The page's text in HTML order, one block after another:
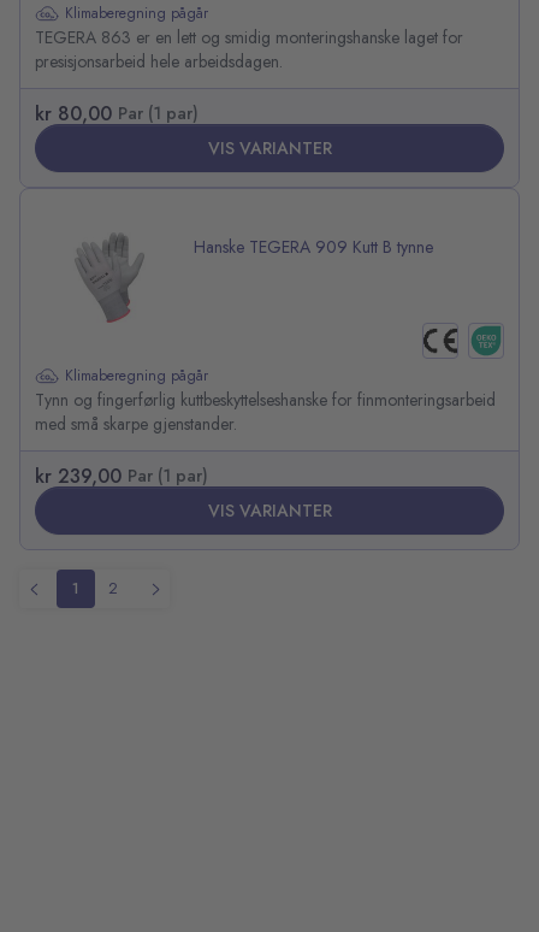
Klimaberegning pågår
TEGERA 863 er en lett og smidig monteringshanske laget for
presisjonsarbeid hele arbeidsdagen.
VIS VARIANTER
kr 80,00 Par (1 par)
Hanske TEGERA 909 Kutt B tynne
Klimaberegning pågår
Tynn og fingerførlig kuttbeskyttelseshanske for finmonteringsarbeid
med små skarpe gjenstander.
VIS VARIANTER
kr 239,00 Par (1 par)
1 2